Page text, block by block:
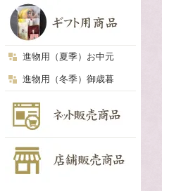
進物用（夏季）お中元
進物用（冬季）御歳暮